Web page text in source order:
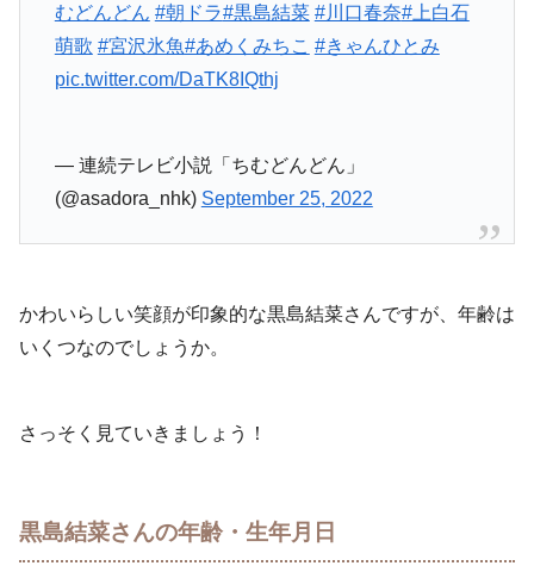
むどんどん #朝ドラ#黒島結菜 #川口春奈#上白石
萌歌 #宮沢氷魚#あめくみちこ #きゃんひとみ
pic.twitter.com/DaTK8IQthj
— 連続テレビ小説「ちむどんどん」
(@asadora_nhk) September 25, 2022
かわいらしい笑顔が印象的な黒島結菜さんですが、年齢は
いくつなのでしょうか。
さっそく見ていきましょう！
黒島結菜さんの年齢・生年月日